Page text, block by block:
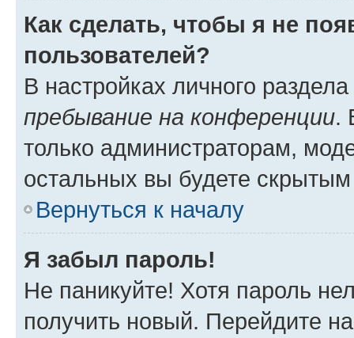
Как сделать, чтобы я не
пользователей?
В настройках личного
пребывание на конференции.
только администраторам,
остальных вы будете
Вернуться к началу
Я забыл пароль!
Не паникуйте! Хотя пароль
получить новый. Перейдите